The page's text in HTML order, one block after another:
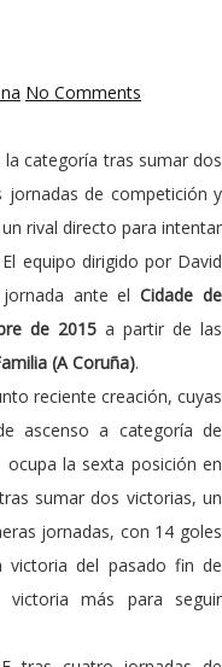
No Comments
la categoría tras sumar dos
jornadas de competición y
rival directo para intentar
equipo dirigido por David
jornada ante elCidade de
de 2015 a partir de las
(A Coruña).
reciente creación, cuyas
ascenso a categoría de
ocupa la sexta posición en
sumar dos victorias, un
jornadas, con 14 goles
del pasado fin de
victoria más para seguir